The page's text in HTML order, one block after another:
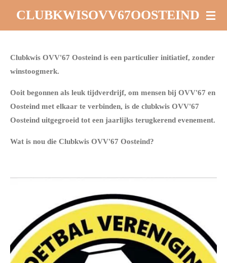
CLUBKWISOVV67OOSTEIND
Clubkwis OVV'67 Oosteind is een particulier initiatief, zonder
winstoogmerk.
Ooit begonnen als leuk tijdverdrijf, om mensen bij OVV'67 en
Oosteind met elkaar te verbinden, is de clubkwis OVV'67
Oosteind uitgegroeid tot een jaarlijks terugkerend evenement.
Wat is nou die Clubkwis OVV'67 Oosteind?